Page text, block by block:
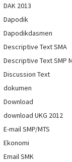
DAK 2013
Dapodik
Dapodikdasmen
Descriptive Text SMA
Descriptive Text SMP
Discussion Text
dokumen
Download
download UKG 2012
E-mail SMP/MTS
Ekonomi
Email SMK